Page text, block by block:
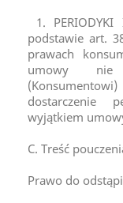
1.
podstawie art.
prawach
umowy nie
dostarczenie
wyjątkiem
C. Treść
Prawo do